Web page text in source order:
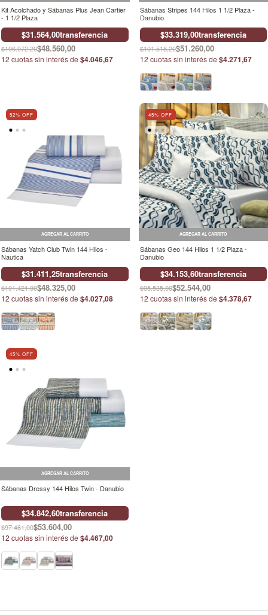
Kit Acolchado y Sábanas Plus Jean Cartier
- 1 1/2 Plaza
$31.564,00transferencia
$196.972,20$48.560,00
12 cuotas sin interés de $4.046,67
Sábanas Stripes 144 Hilos 1 1/2 Plaza -
Danubio
$33.319,00transferencia
$101.518,20$51.260,00
12 cuotas sin interés de $4.271,67
52% OFF
AGREGAR AL CARRITO
Sábanas Yatch Club Twin 144 Hilos -
Nautica
$31.411,25transferencia
$101.421,00$48.325,00
12 cuotas sin interés de $4.027,08
45% OFF
AGREGAR AL CARRITO
Sábanas Geo 144 Hilos 1 1/2 Plaza -
Danubio
$34.153,60transferencia
$95.535,00$52.544,00
12 cuotas sin interés de $4.378,67
45% OFF
AGREGAR AL CARRITO
Sábanas Dressy 144 Hilos Twin - Danubio
$34.842,60transferencia
$97.461,00$53.604,00
12 cuotas sin interés de $4.467,00